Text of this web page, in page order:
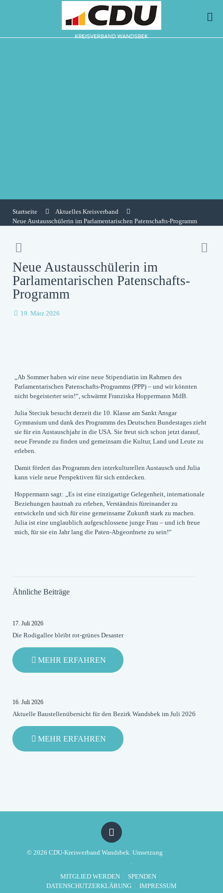
Startseite
Aktuelles Kreisverband
Neue Austausschülerin im Parlamentarischen Patenschafts-Programm
Neue Austausschülerin im
Parlamentarischen Patenschafts-
Programm
19. März 2026
„Ab Sommer haben wir eine neue Stipendiatin im Rahmen des
Parlamentarischen Patenschafts-Programms (PPP) – und wir könnten
nicht begeisterter sein!“, schwärmt Franziska Hoppermann MdB.
Julia Steciuk besucht derzeit die 10. Klasse am Sankt Ansgar
Gymnasium und dank des Programms des Deutschen Bundestages zieht
sie für ein Austauschjahr in die USA. Sie freut sich schon jetzt darauf,
neue Freunde zu finden und gemeinsam die Kultur, Land und Leute zu
erleben.
Damit fördert das Programm den interkulturellen Austausch und Julia
kann viele neue Perspektiven für sich entdecken.
Hoppermann sagt: „Es ist eine einzigartige Gelegenheit, internationale
Beziehungen hautnah zu erleben, Verständnis füreinander zu
entwickeln und sich für eine gemeinsame Zukunft stark zu machen.
Julia ist eine unglaublich aufgeschlossene junge Frau – und ich freue
mich, für sie ein Jahr lang die Paten-Abgeordnete zu sein!“
Ähnliche Beiträge
17. Juli 2026
Die Rodigallee bleibt rot-grünes Desaster
MEHR ERFAHREN
DIE
DESASTER
16. Juli 2026
Aktuelle Baustellenübersicht für den Bezirk Wandsbek im Juli 2026
MEHR ERFAHREN
AKTUELLE
JULI
2026
© 2026 CDU-Kreisverband Wandsbek. Umsetzung
.
MITGLIED WERDEN
SPENDEN
DATENSCHUTZERKLÄRUNG
IMPRESSUM